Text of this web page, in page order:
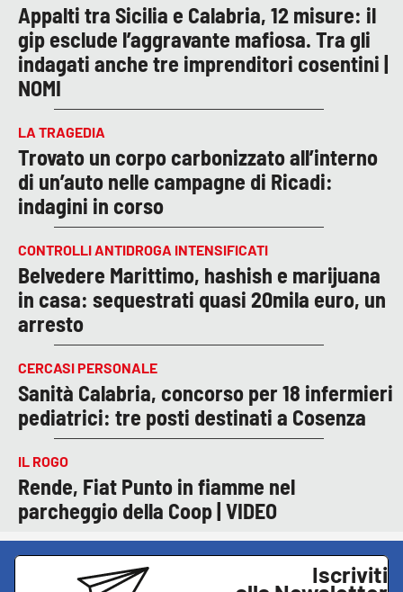
Appalti tra Sicilia e Calabria, 12 misure: il
gip esclude l’aggravante mafiosa. Tra gli
indagati anche tre imprenditori cosentini |
NOMI
LA TRAGEDIA
Trovato un corpo carbonizzato all’interno
di un’auto nelle campagne di Ricadi:
indagini in corso
CONTROLLI ANTIDROGA INTENSIFICATI
Belvedere Marittimo, hashish e marijuana
in casa: sequestrati quasi 20mila euro, un
arresto
CERCASI PERSONALE
Sanità Calabria, concorso per 18 infermieri
pediatrici: tre posti destinati a Cosenza
IL ROGO
Rende, Fiat Punto in fiamme nel
parcheggio della Coop | VIDEO
Iscriviti